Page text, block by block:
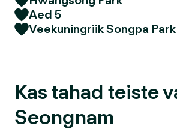
Aed 5
Veekuningriik Songpa
Kas tahad teiste
Seongnam